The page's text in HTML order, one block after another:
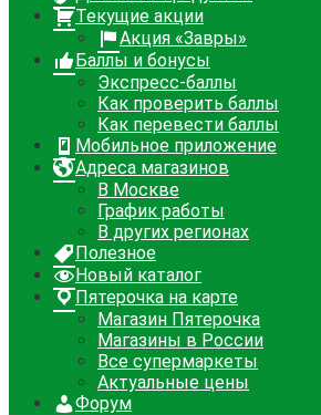
Текущие акции
Акция «Завры»
Баллы и бонусы
Экспресс-баллы
Как проверить баллы
Как перевести баллы
Мобильное приложение
Адреса магазинов
В Москве
График работы
В других регионах
Полезное
Новый каталог
Пятерочка на карте
Магазин Пятерочка
Магазины в России
Все супермаркеты
Актуальные цены
Форум